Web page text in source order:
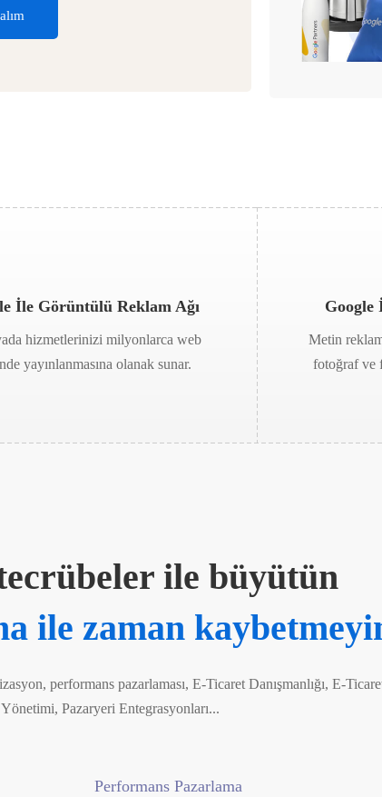
İle Görüntülü Reklam Ağı
hizmetlerinizi milyonlarca web
yayınlanmasına olanak sunar.
Google
Metin
fotoğraf ve
ile büyütün
ile zaman
performans pazarlaması, E-Ticaret Danışmanlığı, E-
Pazaryeri Entegrasyonları...
Performans Pazarlama